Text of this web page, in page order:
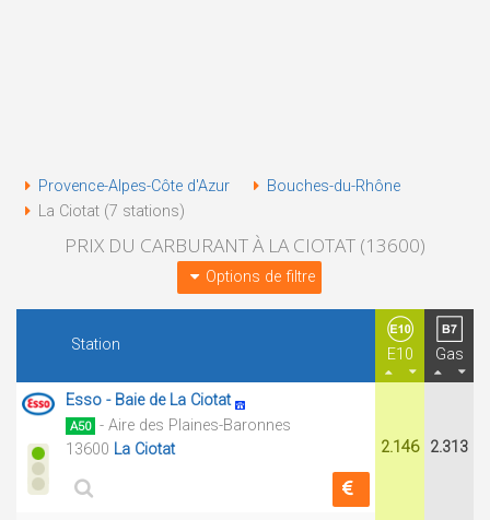
Provence-Alpes-Côte d'Azur
Bouches-du-Rhône
La Ciotat (7 stations)
PRIX DU CARBURANT À LA CIOTAT (13600)
Options de filtre
Station
E10 Gas
Esso - Baie de La Ciotat
A50 - Aire des Plaines-Baronnes
13600 La Ciotat 2.146 2.313